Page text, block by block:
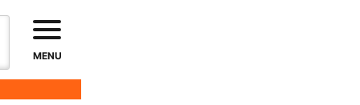
MENU